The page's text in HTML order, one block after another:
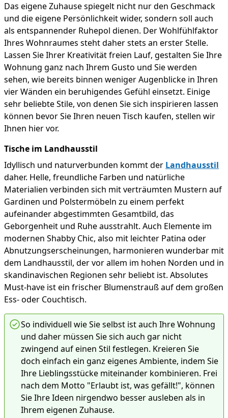
Das eigene Zuhause spiegelt nicht nur den Geschmack
und die eigene Persönlichkeit wider, sondern soll auch
als entspannender Ruhepol dienen. Der Wohlfühlfaktor
Ihres Wohnraumes steht daher stets an erster Stelle.
Lassen Sie Ihrer Kreativität freien Lauf, gestalten Sie Ihre
Wohnung ganz nach Ihrem Gusto und Sie werden
sehen, wie bereits binnen weniger Augenblicke in Ihren
vier Wänden ein beruhigendes Gefühl einsetzt. Einige
sehr beliebte Stile, von denen Sie sich inspirieren lassen
können bevor Sie Ihren neuen Tisch kaufen, stellen wir
Ihnen hier vor.
Tische im Landhausstil
Idyllisch und naturverbunden kommt der Landhausstil
daher. Helle, freundliche Farben und natürliche
Materialien verbinden sich mit verträumten Mustern auf
Gardinen und Polstermöbeln zu einem perfekt
aufeinander abgestimmten Gesamtbild, das
Geborgenheit und Ruhe ausstrahlt. Auch Elemente im
modernen Shabby Chic, also mit leichter Patina oder
Abnutzungserscheinungen, harmonieren wunderbar mit
dem Landhausstil, der vor allem im hohen Norden und in
skandinavischen Regionen sehr beliebt ist. Absolutes
Must-have ist ein frischer Blumenstrauß auf dem großen
Ess- oder Couchtisch.
So individuell wie Sie selbst ist auch Ihre Wohnung
und daher müssen Sie sich auch gar nicht
zwingend auf einen Stil festlegen. Kreieren Sie
doch einfach ein ganz eigenes Ambiente, indem Sie
Ihre Lieblingsstücke miteinander kombinieren. Frei
nach dem Motto "Erlaubt ist, was gefällt!", können
Sie Ihre Ideen nirgendwo besser ausleben als in
Ihrem eigenen Zuhause.